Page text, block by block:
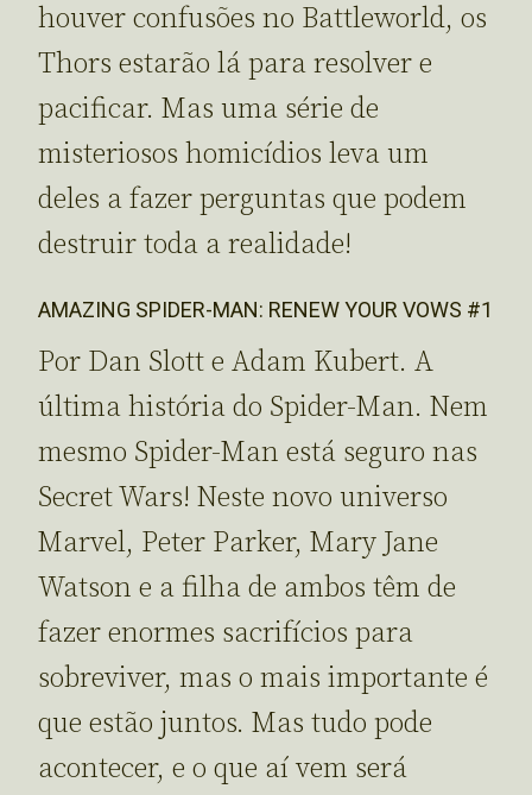
houver confusões no Battleworld, os
Thors estarão lá para resolver e
pacificar. Mas uma série de
misteriosos homicídios leva um
deles a fazer perguntas que podem
destruir toda a realidade!
AMAZING SPIDER-MAN: RENEW YOUR VOWS #1
Por Dan Slott e Adam Kubert. A
última história do Spider-Man. Nem
mesmo Spider-Man está seguro nas
Secret Wars! Neste novo universo
Marvel, Peter Parker, Mary Jane
Watson e a filha de ambos têm de
fazer enormes sacrifícios para
sobreviver, mas o mais importante é
que estão juntos. Mas tudo pode
acontecer, e o que aí vem será